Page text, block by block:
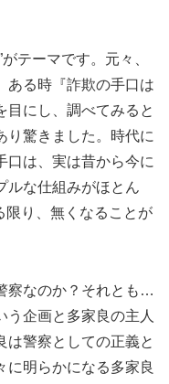
テーマです。元々、
ある時『詐欺の手口は
目にし、調べてみると
り驚きました。時代に
口は、実は昔から今に
ルな仕組みがほとん
限り、無くなることが
察なのか？それとも…
う企画と多家良の主人
は警察としての正義と
に明らかになる多家良